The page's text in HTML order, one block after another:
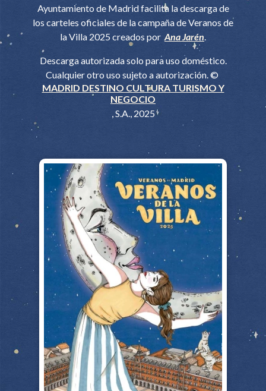
Ayuntamiento de Madrid facilita la descarga de
los carteles oficiales de la campaña de Veranos de
la Villa 2025 creados por Ana Jarén.
Descarga autorizada solo para uso doméstico.
Cualquier otro uso sujeto a autorización. ©
MADRID DESTINO CULTURA TURISMO Y
NEGOCIO
, S.A., 2025